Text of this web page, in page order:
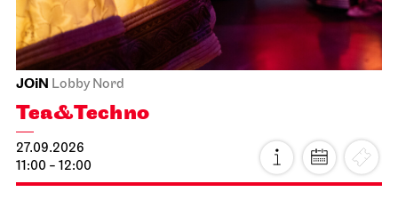
JOiN Lobby Nord
Tea&Techno
27.09.2026
11:00 - 12:00